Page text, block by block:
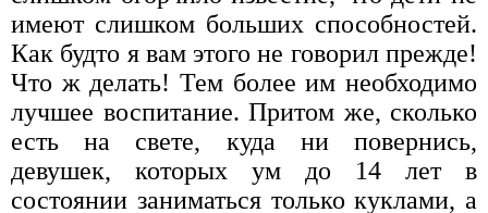
имеют слишком больших способностей.
Как будто я вам этого не говорил прежде!
Что ж делать! Тем более им необходимо
лучшее воспитание. Притом же, сколько
есть на свете, куда ни повернись,
девушек, которых ум до 14 лет в
состоянии заниматься только куклами, а